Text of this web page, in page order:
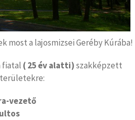
a lajosmizsei Geréby Kúrába!
fiatal ( 25 év alatti)szakképzett
vezető